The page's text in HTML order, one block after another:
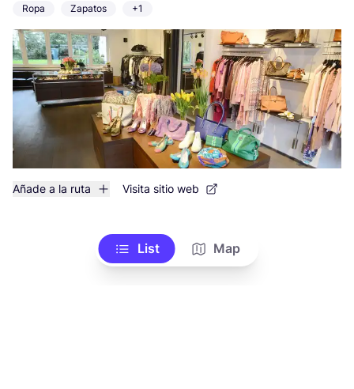
Ropa Zapatos +1
Añade a la ruta Visita sitio web
List Map